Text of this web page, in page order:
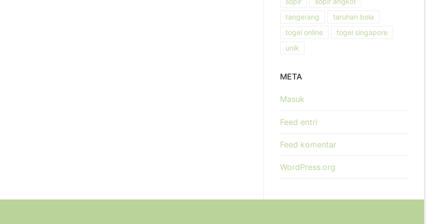
tangerang
taruhan bola
togel online
togel singapore
unik
META
Masuk
Feed entri
Feed komentar
WordPress.org